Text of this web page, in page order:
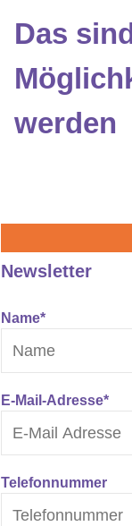
Das
werden
Newsletter
Name*
E-Mail-Adresse*
Telefonnummer